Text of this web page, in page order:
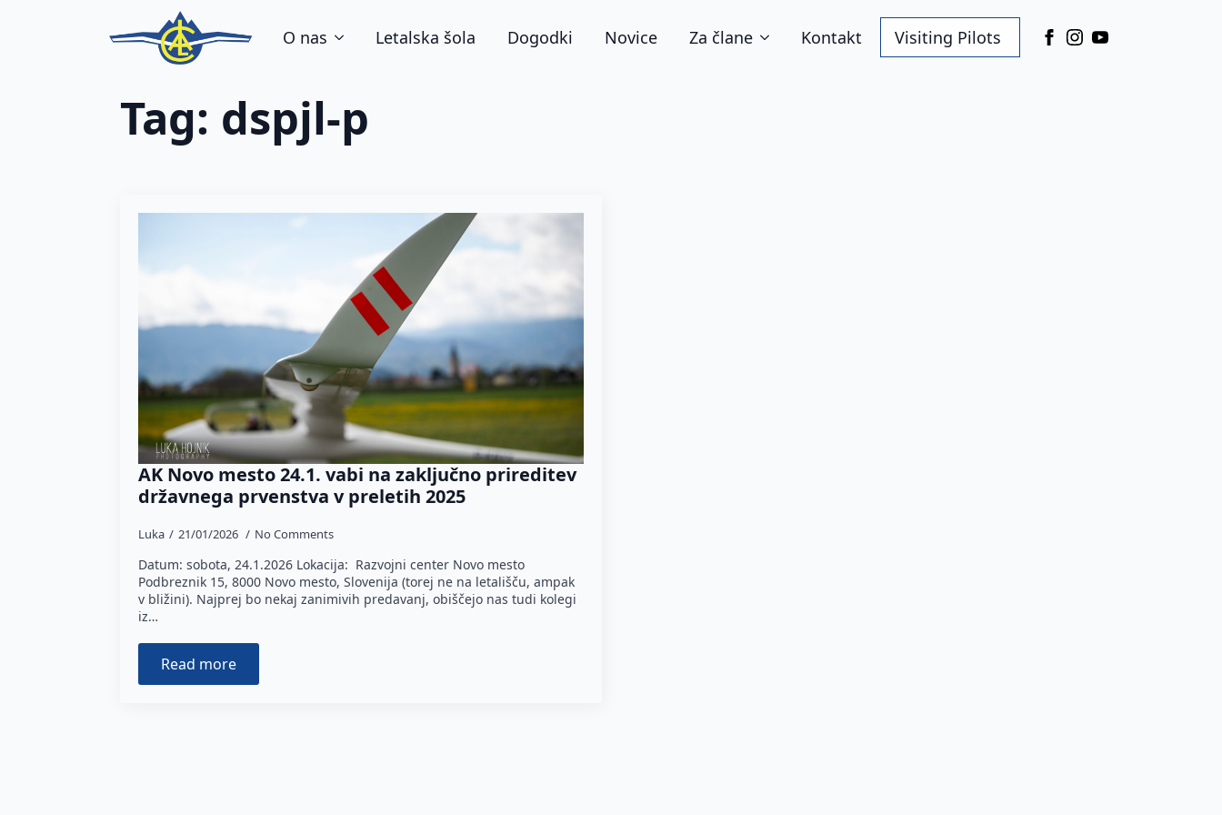
O nas Letalska šola Dogodki Novice Za člane Kontakt Visiting Pilots
Tag: dspjl-p
AK Novo mesto 24.1. vabi na zaključno prireditev
državnega prvenstva v preletih 2025
Luka 21/01/2026 No Comments
Datum: sobota, 24.1.2026 Lokacija: Razvojni center Novo mesto
Podbreznik 15, 8000 Novo mesto, Slovenija (torej ne na letališču, ampak
v bližini). Najprej bo nekaj zanimivih predavanj, obiščejo nas tudi kolegi
iz…
Read more